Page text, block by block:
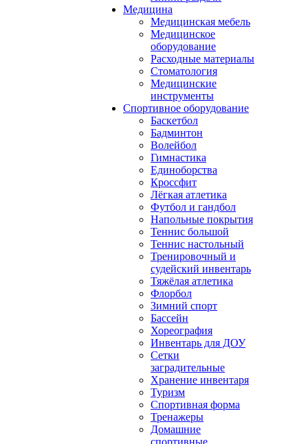
Медицина
Медицинская мебель
Медицинское
оборудование
Расходные материалы
Стоматология
Медицинские
инструменты
Спортивное оборудование
Баскетбол
Бадминтон
Волейбол
Гимнастика
Единоборства
Кроссфит
Лёгкая атлетика
Футбол и гандбол
Напольные покрытия
Теннис большой
Теннис настольный
Тренировочный и
судейский инвентарь
Тяжёлая атлетика
Флорбол
Зимний спорт
Бассейн
Хореография
Инвентарь для ДОУ
Сетки
заградительные
Хранение инвентаря
Туризм
Спортивная форма
Тренажеры
Домашние
спортивные